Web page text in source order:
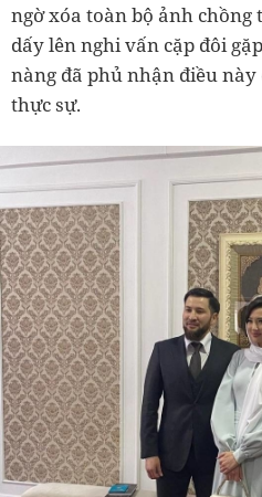
ngờ xóa toàn bộ ảnh
dấy lên nghi vấn cặp đôi
nàng đã phủ nhận điều
thực sự.